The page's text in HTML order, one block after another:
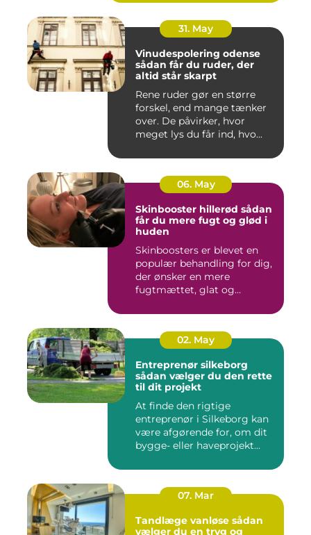
31. May
Vinudespolering odense
sådan får du ruder, der
altid står skarpt
Rene ruder gør en større
forskel, end mange tænker
over. De påvirker, hvor
meget lys du får ind, hvo...
06. May
Skinbooster hillerød sådan
får du mere fugt og glød i
huden
Skinboosters er blevet en
populær behandling for dig,
der ønsker en mere
fugtmættet, glat og
02. May
Entreprenør silkeborg
sådan vælger du den rette
til dit projekt
At finde den rigtige
entreprenør i Silkeborg kan
være afgørende for, om dit
bygge- eller haveprojekt...
07. Mar
Tandlæge vanløse sådan
vælger du en tryg og